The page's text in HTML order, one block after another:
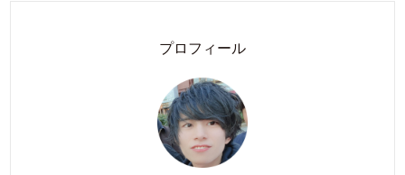
プロフィール